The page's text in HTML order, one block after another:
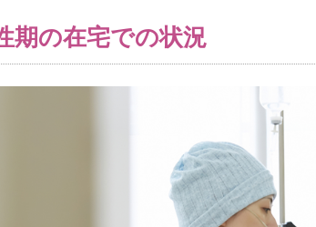
期の在宅での状況